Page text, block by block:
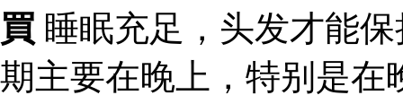
買 睡眠充足，头发才能
期主要在晚上，特别是在